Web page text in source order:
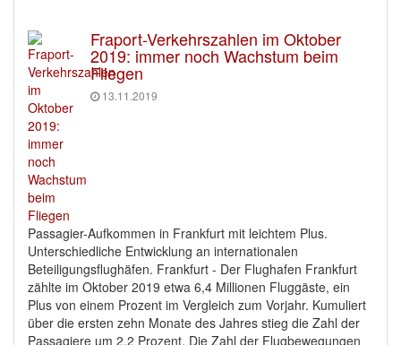
Fraport-Verkehrszahlen im Oktober
2019: immer noch Wachstum beim
Fliegen
13.11.2019
Passagier-Aufkommen in Frankfurt mit leichtem Plus.
Unterschiedliche Entwicklung an internationalen
Beteiligungsflughäfen. Frankfurt - Der Flughafen Frankfurt
zählte im Oktober 2019 etwa 6,4 Millionen Fluggäste, ein
Plus von einem Prozent im Vergleich zum Vorjahr. Kumuliert
über die ersten zehn Monate des Jahres stieg die Zahl der
Passagiere um 2,2 Prozent. Die Zahl der Flugbewegungen